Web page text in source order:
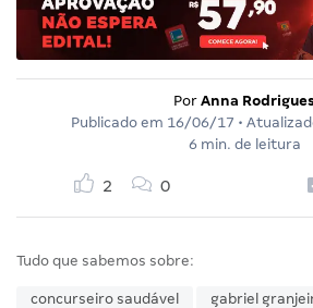
Por Anna
Publicado em 16/06/17 •
6 min. de leitura
2 0
Tudo que sabemos sobre:
concurseiro saudável gabriel